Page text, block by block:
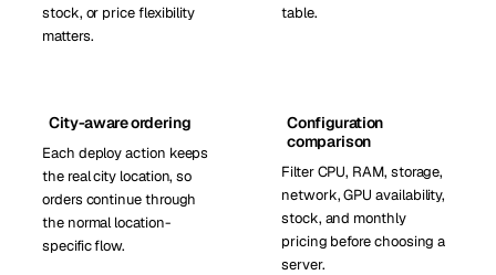
stock, or price flexibility
matters.
table.
City-aware ordering
Each deploy action keeps
the real city location, so
orders continue through
the normal location-
specific flow.
Configuration
comparison
Filter CPU, RAM, storage,
network, GPU availability,
stock, and monthly
pricing before choosing a
server.